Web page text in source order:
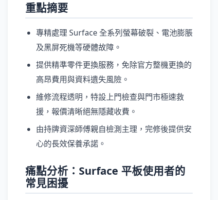
重點摘要
專精處理 Surface 全系列螢幕破裂、電池膨脹
及黑屏死機等硬體故障。
提供精準零件更換服務，免除官方整機更換的
高昂費用與資料遺失風險。
維修流程透明，特設上門檢查與門市極速救
援，報價清晰絕無隱藏收費。
由持牌資深師傅親自檢測主理，完修後提供安
心的長效保養承諾。
痛點分析：Surface 平板使用者的
常見困擾